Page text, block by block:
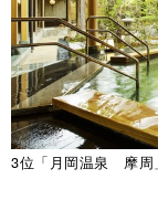
3位「月岡温泉 摩周